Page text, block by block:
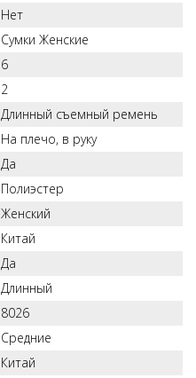
Нет
Сумки Женские
6
2
Длинный съемный ремень
На плечо, в руку
Да
Полиэстер
Женский
Китай
Да
Длинный
8026
Средние
Китай